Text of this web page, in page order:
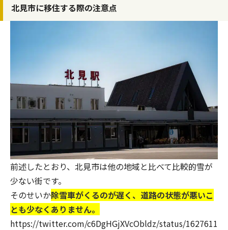
北見市に移住する際の注意点
前述したとおり、北見市は他の地域と比べて比較的雪が
少ない街です。
そのせいか除雪車がくるのが遅く、道路の状態が悪いこ
とも少なくありません。
https://twitter.com/c6DgHGjXVcObldz/status/1627611